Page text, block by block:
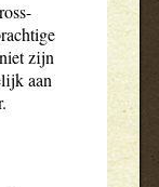
zijn
aan